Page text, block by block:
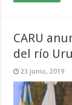
CARU
del río
23 junio, 2019